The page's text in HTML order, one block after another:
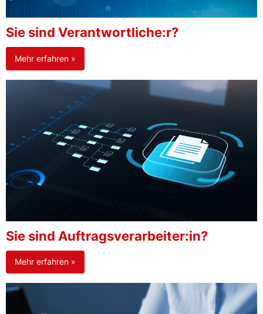
Sie sind Verantwortliche:r?
Mehr erfahren »
Sie sind Auftragsverarbeiter:in?
Mehr erfahren »